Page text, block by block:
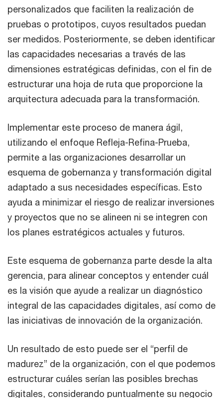
personalizados que faciliten la realización de
pruebas o prototipos, cuyos resultados puedan
ser medidos. Posteriormente, se deben identificar
las capacidades necesarias a través de las
dimensiones estratégicas definidas, con el fin de
estructurar una hoja de ruta que proporcione la
arquitectura adecuada para la transformación.
Implementar este proceso de manera ágil,
utilizando el enfoque Refleja-Refina-Prueba,
permite a las organizaciones desarrollar un
esquema de gobernanza y transformación digital
adaptado a sus necesidades específicas. Esto
ayuda a minimizar el riesgo de realizar inversiones
y proyectos que no se alineen ni se integren con
los planes estratégicos actuales y futuros.
Este esquema de gobernanza parte desde la alta
gerencia, para alinear conceptos y entender cuál
es la visión que ayude a realizar un diagnóstico
integral de las capacidades digitales, así como de
las iniciativas de innovación de la organización.
Un resultado de esto puede ser el “perfil de
madurez” de la organización, con el que podemos
estructurar cuáles serían las posibles brechas
digitales, considerando puntualmente su negocio